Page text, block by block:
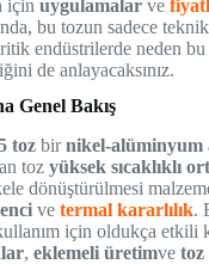
için uygulamalarve
bu tozun sadece
endüstrilerde neden bu
de anlayacaksınız.
Genel Bakış
tozbirnikel-alüminyum
toz yüksek sıcaklıklı
dönüştürülmesi
ve termal kararlılık.
için oldukça etkili
, eklemeli üretimve toz